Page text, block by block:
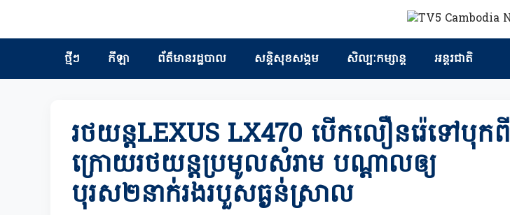
ថ្មីៗ កីឡា ព័ត៏មានរដ្ឋបាល សន្តិសុខសង្គម សិល្បៈកម្សាន្ត អន្តរជាតិ
រថយន្តLEXUS LX470 បើកលឿនរ៉េទៅបុកពី
ក្រោយរថយន្តប្រមូលសំរាម បណ្តាលឲ្យ
បុរស២នាក់រងរបួសធ្ងន់ស្រាល